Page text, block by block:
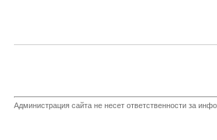
Администрация сайта не несет ответственности за